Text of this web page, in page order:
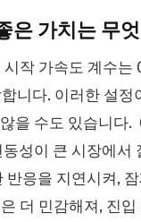
은 가치는 무
작 가속도 계수
니다. 이러한 설
을 수도 있습니다
성이 큰 시장에
반응을 지연시켜,
더 민감해져, 진